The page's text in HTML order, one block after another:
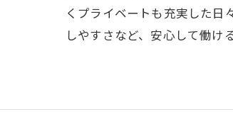
くプライベートも充実した日
しやすさなど、安心して働け